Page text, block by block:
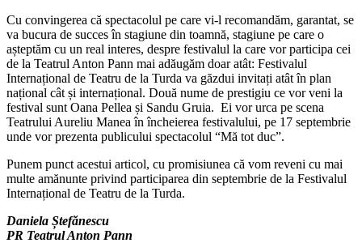
Cu convingerea că spectacolul pe care vi-l recomandăm, garantat, se
va bucura de succes în stagiune din toamnă, stagiune pe care o
așteptăm cu un real interes, despre festivalul la care vor participa cei
de la Teatrul Anton Pann mai adăugăm doar atât: Festivalul
Internațional de Teatru de la Turda va găzdui invitați atât în plan
național cât și internațional. Două nume de prestigiu ce vor veni la
festival sunt Oana Pellea și Sandu Gruia. Ei vor urca pe scena
Teatrului Aureliu Manea în încheierea festivalului, pe 17 septembrie
unde vor prezenta publicului spectacolul “Mă tot duc”.
Punem punct acestui articol, cu promisiunea că vom reveni cu mai
multe amănunte privind participarea din septembrie de la Festivalul
Internațional de Teatru de la Turda.
Daniela Ștefănescu
PR Teatrul Anton Pann